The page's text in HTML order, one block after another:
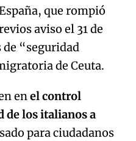
que rompió
aviso el 31 de
“seguridad
de Ceuta.
enel control
de los italianos a
para ciudadanos